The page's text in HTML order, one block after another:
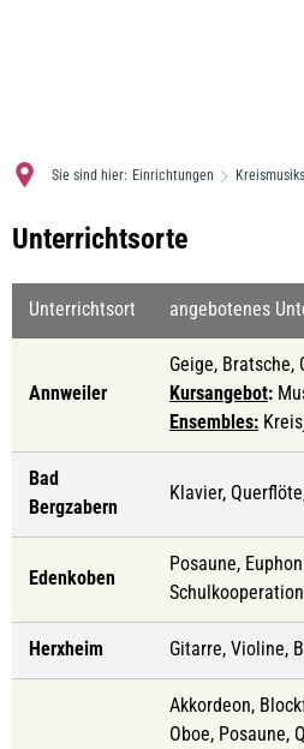
Sie sind hier: Einrichtungen
Unterrichtsorte
Unterrichtsorte
Unterrichtsort angebotenes
Annweiler
Geige, Bratsche,
Kursangebot:
Ensembles:
Bad
Bergzabern
Klavier,
Edenkoben
Posaune,
Schulkooperation
Herxheim Gitarre, Violine,
Akkordeon,
Oboe, Posaune,